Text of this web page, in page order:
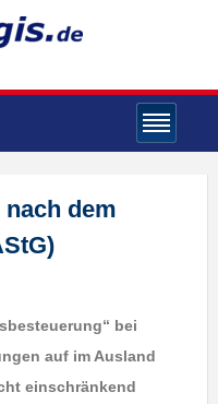
dem
bei
auf im Ausland
einschränkend